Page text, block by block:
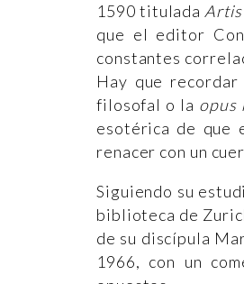
1590 titulada
que el editor
constantes
Hay que
filosofal o la opus
esotérica de que
renacer con un
Siguiendo su
biblioteca de
de su discípula
1966, con un